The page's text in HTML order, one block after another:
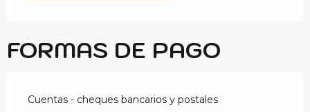
FORMAS DE PAGO
Cuentas - cheques bancarios y postales